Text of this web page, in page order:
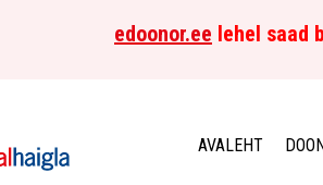
edoonor.ee lehel saad
AVALEHT